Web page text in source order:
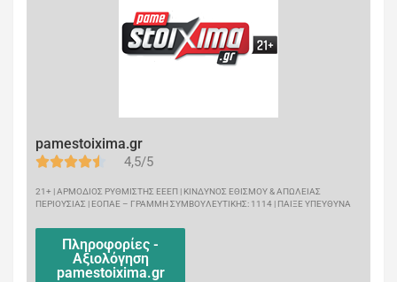
pamestoixima.gr
4,5/5
21+ | ΑΡΜΟΔΙΟΣ ΡΥΘΜΙΣΤΗΣ ΕΕΕΠ | ΚΙΝΔΥΝΟΣ ΕΘΙΣΜΟΥ & ΑΠΩΛΕΙΑΣ
ΠΕΡΙΟΥΣΙΑΣ | ΕΟΠΑΕ – ΓΡΑΜΜΗ ΣΥΜΒΟΥΛΕΥΤΙΚΗΣ: 1114 | ΠΑΙΞΕ ΥΠΕΥΘΥΝΑ
Πληροφορίες -
Αξιολόγηση
pamestoixima.gr